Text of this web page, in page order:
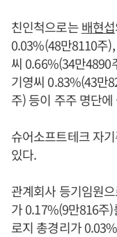
친인척으로는배현섭
0.03%(48만8110주
씨 0.66%(34만4890
기영씨 0.83%(43만
주) 등이 주주 명단
슈어소프트테크 자
있다.
관계회사 등기임원
가 0.17%(9만816주
로지 총경리가